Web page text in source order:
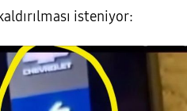
isteniyor: